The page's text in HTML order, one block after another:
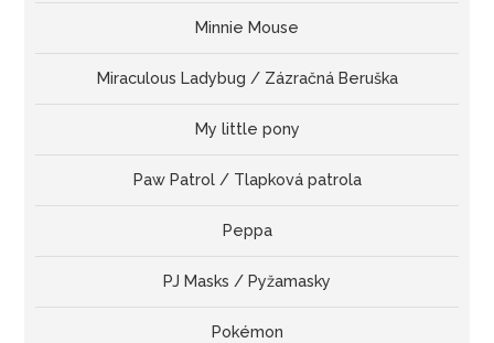
Minnie Mouse
Miraculous Ladybug / Zázračná Beruška
My little pony
Paw Patrol / Tlapková patrola
Peppa
PJ Masks / Pyžamasky
Pokémon